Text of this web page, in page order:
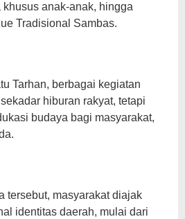
anak-anak, hingga
Tradisional Sambas.
Tarhan, berbagai kegiatan
hiburan rakyat, tetapi
budaya bagi masyarakat,
tersebut, masyarakat diajak
identitas daerah, mulai dari